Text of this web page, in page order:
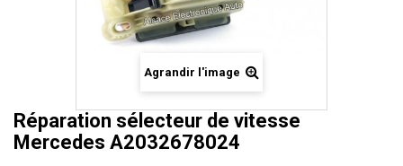
Agrandir l'image
Réparation sélecteur de vitesse
Mercedes A2032678024